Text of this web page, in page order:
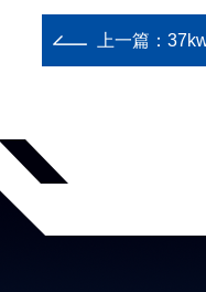
上一篇：